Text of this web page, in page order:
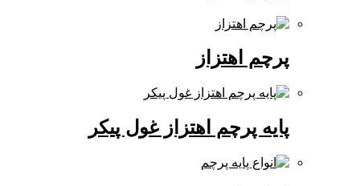
پرچم اهتزاز
پایه پرچم اهتزاز غول پیکر